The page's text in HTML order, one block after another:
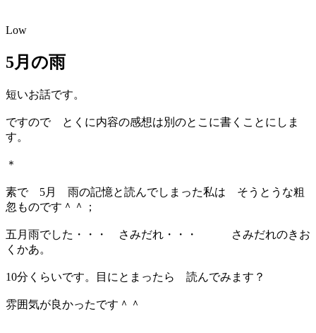
Low
5月の雨
短いお話です。
ですので とくに内容の感想は別のとこに書くことにしま
す。
＊
素で 5月 雨の記憶と読んでしまった私は そうとうな粗
忽ものです＾＾；
五月雨でした・・・ さみだれ・・・ さみだれのきお
くかあ。
10分くらいです。目にとまったら 読んでみます？
雰囲気が良かったです＾＾